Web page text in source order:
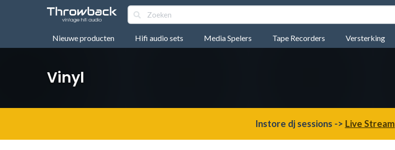
Nieuwe producten Hifi audio sets Media Spelers Tape Recorders Versterking
Vinyl
Instore dj sessions -> Live Stream